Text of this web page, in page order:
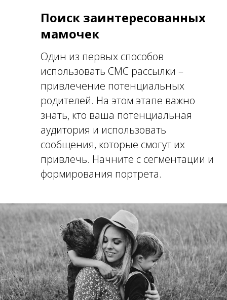
Поиск заинтересованных
мамочек
Один из первых способов
использовать СМС рассылки –
привлечение потенциальных
родителей. На этом этапе важно
знать, кто ваша потенциальная
аудитория и использовать
сообщения, которые смогут их
привлечь. Начните с сегментации и
формирования портрета.